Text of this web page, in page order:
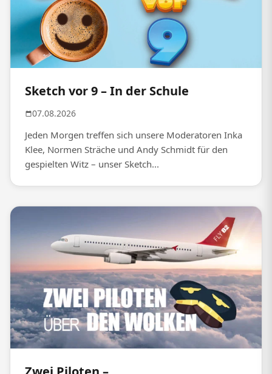
Sketch vor 9 – In der Schule
07.08.2026
Jeden Morgen treffen sich unsere Moderatoren Inka
Klee, Normen Sträche und Andy Schmidt für den
gespielten Witz – unser Sketch...